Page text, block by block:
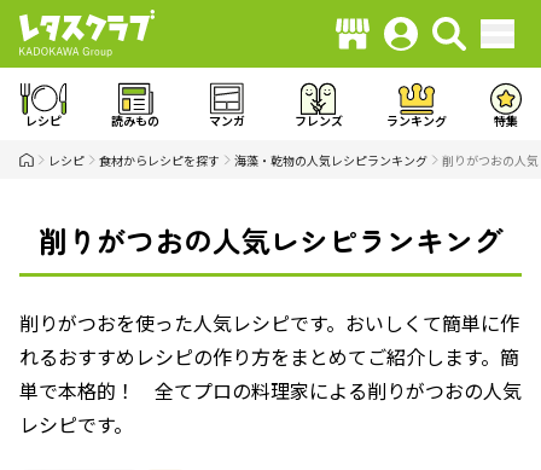
レシピ 読みもの マンガ フレンズ ランキング 特集
レシピ 食材からレシピを探す 海藻・乾物の人気レシピランキング 削りがつおの人
削りがつおの人気レシピランキング
削りがつおを使った人気レシピです。おいしくて簡単に作
れるおすすめレシピの作り方をまとめてご紹介します。簡
単で本格的！ 全てプロの料理家による削りがつおの人気
レシピです。